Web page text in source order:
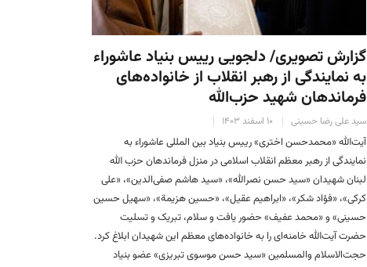
گزارش تصویری/ دلجویی رییس بنیاد عاشوراء
به نمایندگی از رهبر انقلاب از خانواده‌های
فرماندهان شهید حزب‌الله
سید علی رضا حسینی ۱۰ اسفند ۱۴۰۳
آیت‌الله «محمدحسن اختری» رییس بنیاد بین المللی عاشوراء به
نمایندگی از رهبر معظم انقلاب اسلامی در منزل فرماندهان حزب الله
لبنان شهیدان «سید حسن نصرالله»، «سید هاشم صفی‌الدین»، «علی
کرکی»، «فؤاد شکر»، «ابراهیم عقیل»، «حسین هزیمة»، «سهیل حسین
حسینی» و «محمد عفیف» حضور یافت و سلام، تبریک و تسلیت
حضرت آیت‌الله خامنه‌ای را به خانواده‌های معظم این شهیدان ابلاغ کرد.
حجت‌الاسلام والمسلمین «سید حسن موسوی تبریزی» عضو بنیاد